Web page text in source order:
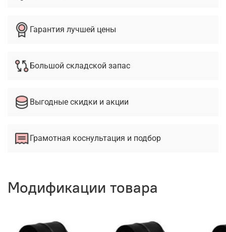
Гарантия лучшей цены
Большой складской запас
Выгодные скидки и акции
Грамотная коснультация и подбор
Модификации товара